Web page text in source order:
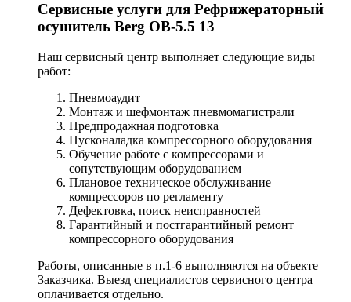
Сервисные услуги для Рефрижераторный
осушитель Berg OB-5.5 13
Наш сервисный центр выполняет следующие виды
работ:
Пневмоаудит
Монтаж и шефмонтаж пневмомагистрали
Предпродажная подготовка
Пусконаладка компрессорного оборудования
Обучение работе с компрессорами и
сопутствующим оборудованием
Плановое техническое обслуживание
компрессоров по регламенту
Дефектовка, поиск неисправностей
Гарантийный и постгарантийный ремонт
компрессорного оборудования
Работы, описанные в п.1-6 выполняются на объекте
Заказчика. Выезд специалистов сервисного центра
оплачивается отдельно.